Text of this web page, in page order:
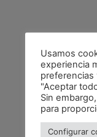
Usamos
experiencia
preferencias
"Aceptar
Sin
para
Configurar